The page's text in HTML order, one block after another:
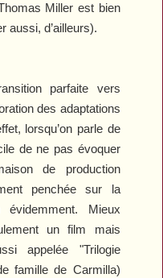
Miller est bien
aussi, d’ailleurs).
parfaite vers
des adaptations
lorsqu’on parle de
de ne pas évoquer
de production
penchée sur la
Mieux
un film mais
appelée "Trilogie
famille de Carmilla)